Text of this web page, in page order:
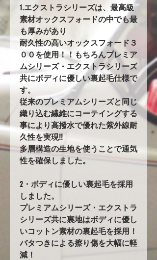
1.エクストラシリーズは、最高級
素材オックスフォードの中でも最
も厚みがあり
耐久性の高いオックスフォード３
００を使用！！もちろんプレミア
ムシリーズ・エクストラシリーズ
共にボディに優しい裏起毛仕様で
す。
従来のプレミアムシリーズと同じ
織り込む繊維にコーテイングする
事により高撥水で優れた紫外線耐
久性を実現!!
多層構造の生地を使うことで通気
性を確保しました。
2・ボディに優しい裏起毛を採用
しました。
プレミアムシリーズ・エクストラ
シリーズ共に裏地はボディに優し
いコットン素材の裏起毛を採用！
バタつきによる擦り傷を大幅に軽
減！